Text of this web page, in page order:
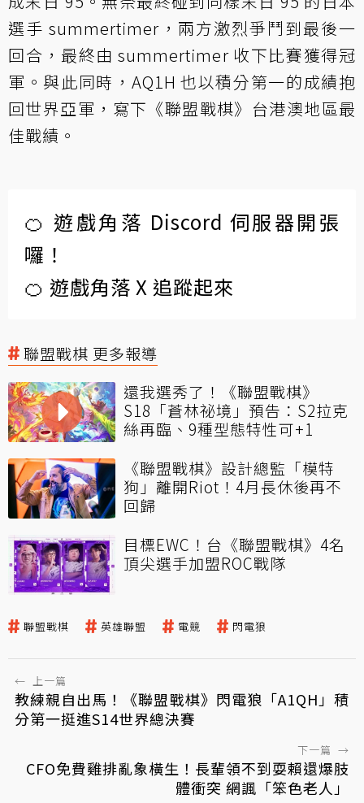
選手 summertimer，兩方激烈爭鬥到最後一
回合，最終由 summertimer 收下比賽獲得冠
軍。與此同時，AQ1H 也以積分第一的成績抱
回世界亞軍，寫下《聯盟戰棋》台港澳地區最
佳戰績。
🍊 遊戲角落 Discord 伺服器開張
囉！
🍊 遊戲角落 X 追蹤起來
聯盟戰棋 更多報導
還我選秀了！《聯盟戰棋》
S18「蒼林祕境」預告：S2拉克
絲再臨、9種型態特性可+1
《聯盟戰棋》設計總監「模特
狗」離開Riot！4月長休後再不
回歸
目標EWC！台《聯盟戰棋》4名
頂尖選手加盟ROC戰隊
聯盟戰棋 英雄聯盟 電競 閃電狼
← 上一篇
教練親自出馬！《聯盟戰棋》閃電狼「A1QH」積
分第一挺進S14世界總決賽
下一篇 →
CFO免費雞排亂象橫生！長輩領不到耍賴還爆肢
體衝突 網諷「笨色老人」